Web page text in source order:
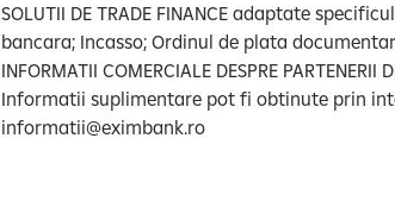
SOLUTII DE TRADE FINANCE adaptate
bancara; Incasso; Ordinul de plata
INFORMATII COMERCIALE DESPRE PARTENERII
Informatii suplimentare pot fi obtinute prin
informatii@eximbank.ro